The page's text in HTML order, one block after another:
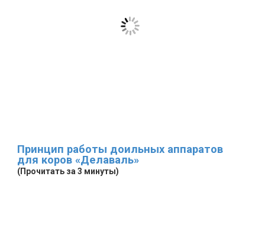
Принцип работы доильных аппаратов
для коров «Делаваль»
(Прочитать за 3 минуты)